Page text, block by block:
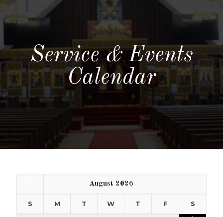
Service & Events
Calendar
August 2026
S M T W T F
S